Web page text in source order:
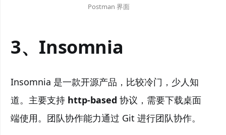
Postman 界面
3、Insomnia
Insomnia 是一款开源产品，比较冷门，少人知
道。主要支持 http-based 协议，需要下载桌面
端使用。团队协作能力通过 Git 进行团队协作。